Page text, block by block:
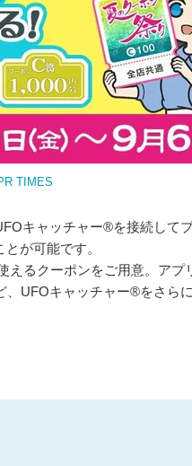
TIMES
キャッチャー®を接続して
が可能です。
るクーポンをご用意。アプ
UFOキャッチャー®をさら